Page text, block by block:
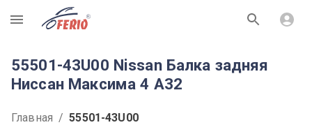
R
55501-43U00 Nissan Балка задняя
Ниссан Максима 4 A32
Главная / 55501-43U00